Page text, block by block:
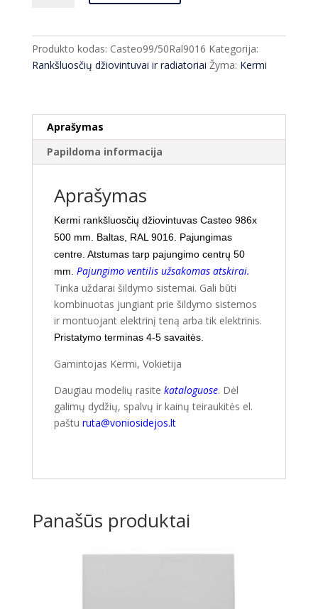
Rankšluosčių
Kermi
Casteo
986x500
Produkto kodas: Casteo99/50Ral9016 Kategorija:
Rankšluosčių džiovintuvai ir radiatoriai Žyma: Kermi
Aprašymas
Papildoma informacija
Aprašymas
Kermi rankšluosčių džiovintuvas Casteo 986x
500 mm. Baltas, RAL 9016. Pajungimas
centre. Atstumas tarp pajungimo centrų 50
mm. Pajungimoventilis užsakomas atskirai.
Tinka uždarai šildymo sistemai. Gali būti
kombinuotas jungiant prie šildymo sistemos
ir montuojant elektrinį teną arba tik elektrinis.
Pristatymo terminas 4-5 savaitės.
Gamintojas Kermi, Vokietija
Daugiau modelių rasite kataloguose. Dėl
galimų dydžių, spalvų ir kainų teiraukitės el.
paštu ruta@voniosidejos.lt
Panašūs produktai